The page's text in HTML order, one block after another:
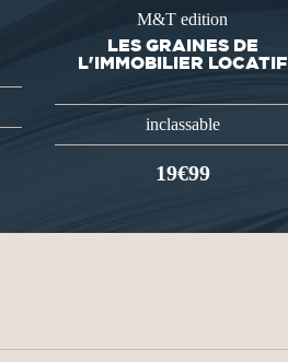
M&T edition
LES GRAINES DE
L'IMMOBILIER LOCATIF
inclassable
19€99